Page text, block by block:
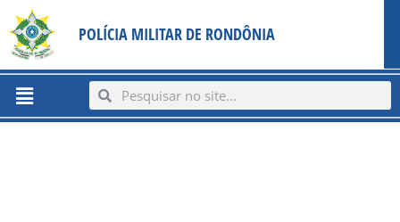
content
para
conteúdo
POLÍCIA MILITAR DE RONDÔNIA
Menu SearchSearch